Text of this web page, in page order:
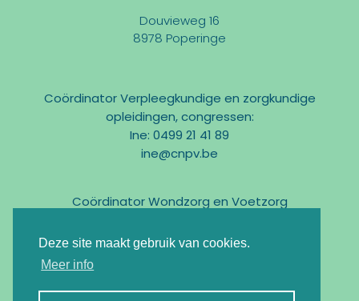
Deze site maakt gebruik van cookies.
Meer info
Douvieweg 16
8978 Poperinge
Coördinator Verpleegkundige en zorgkundige
opleidingen, congressen:
Ine: 0499 21 41 89
ine@cnpv.be
Coördinator Wondzorg en Voetzorg
marc@cnpv.be